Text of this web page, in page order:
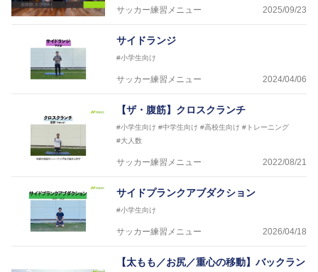
「一人一人の健康な人生をサポートする」を企業理念
として掲げ、世の中の人々の『健康』をあらゆる方向
生きと」生きる、そんな『健康な人生』をサポートし
ている。
サッカー練習メニュー 2025/09/23
サイドランジ
#小学生向け
サッカー練習メニュー 2024/04/06
【ザ・腹筋】クロスクランチ
#小学生向け #中学生向け #高校生向け #トレーニング
#大人数
サッカー練習メニュー 2022/08/21
サイドプランクアブダクション
#小学生向け
サッカー練習メニュー 2026/04/18
【太もも／お尻／重心の移動】バックラン